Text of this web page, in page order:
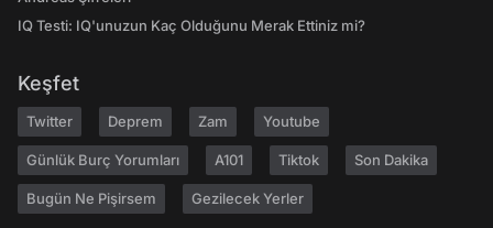
IQ Testi: IQ'unuzun Kaç Olduğunu Merak Ettiniz mi?
Keşfet
Twitter Deprem Zam Youtube
Günlük Burç Yorumları A101 Tiktok Son Dakika
Bugün Ne Pişirsem Gezilecek Yerler